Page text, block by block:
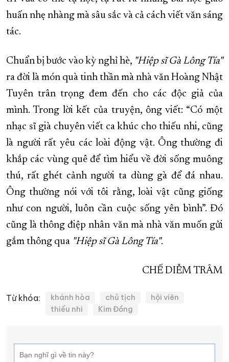
huấn nhẹ nhàng mà sâu sắc và cả cách viết văn sáng
tác.
Chuẩn bị bước vào kỳ nghỉ hè, "Hiệp sĩ Gà Lông Tía"
ra đời là món quà tinh thần mà nhà văn Hoàng Nhật
Tuyên trân trọng đem đến cho các độc giả của
mình. Trong lời kết của truyện, ông viết: “Có một
nhạc sĩ già chuyên viết ca khúc cho thiếu nhi, cũng
là người rất yêu các loài động vật. Ông thường đi
khắp các vùng quê để tìm hiểu về đời sống muông
thú, rất ghét cảnh người ta dùng gà để đá nhau.
Ông thường nói với tôi rằng, loài vật cũng giống
như con người, luôn cần cuộc sống yên bình”. Đó
cũng là thông điệp nhân văn mà nhà văn muốn gửi
gắm thông qua "Hiệp sĩ Gà Lông Tía".
CHẾ DIỄM TRÂM
Từ khóa: khánh hòa chủ tịch
hội viên
thiếu nhi
Kim Đồng